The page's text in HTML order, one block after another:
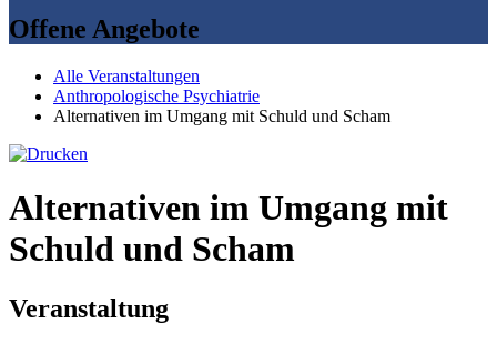
Offene Angebote
Alle Veranstaltungen
Anthropologische Psychiatrie
Alternativen im Umgang mit Schuld und Scham
Alternativen im Umgang mit
Schuld und Scham
Veranstaltung